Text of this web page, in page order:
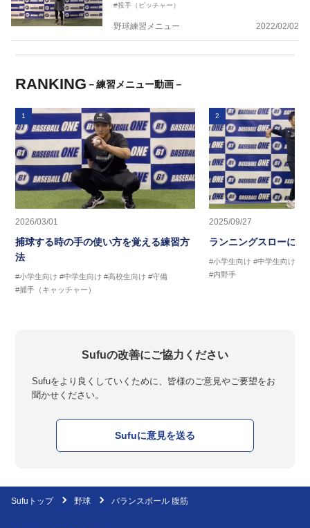
#投手（ピッチャー）
野球練習メニュー 2022/02/02
RANKING －練習メニュー動画－
1
2026/03/01
捕球する時の手の使い方を覚える練習方
法
#小学生向け #中学生向け #高校生向け #守備
#捕手（キャッチャー）
2
2025/09/27
ランニングスローに繋
#小学生向け #中学生向け
#内野手
Sufuの改善にご協力ください
Sufuをより良くしていくために、皆様のご意見やご要望をお
聞かせください。
Sufuに意見を送る
Sufuトップ 野球 バランスボール 腹筋